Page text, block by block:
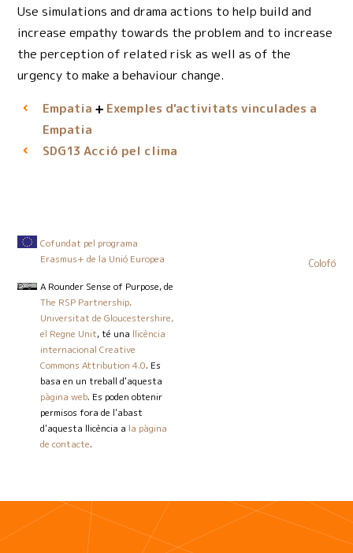
Use simulations and drama actions to help build and
increase empathy towards the problem and to increase
the perception of related risk as well as of the
urgency to make a behaviour change.
Empatia
Exemples d'activitats vinculades a
Empatia
SDG13 Acció pel clima
Cofundat pel programa
Erasmus+ de la Unió Europea
A Rounder Sense of Purpose, de
The RSP Partnership,
Universitat de Gloucestershire,
el Regne Unit, té una llicència
internacional Creative
Commons Attribution 4.0. Es
basa en un treball d'aquesta
pàgina web. Es poden obtenir
permisos fora de l'abast
d'aquesta llicència a la pàgina
de contacte.
Colofó